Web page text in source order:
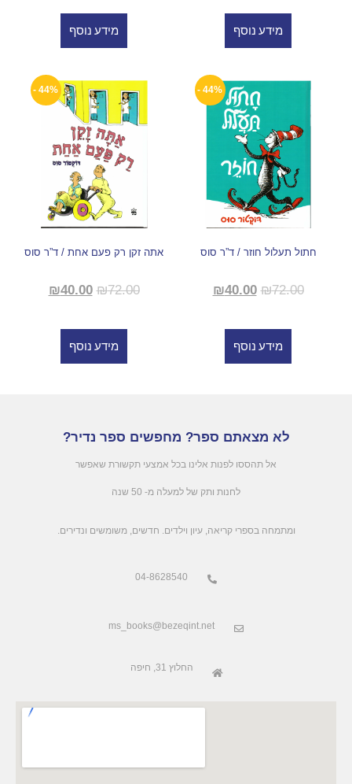
מידע נוסף מידע נוסף
44% -
חתול תעלול חוזר / ד”ר סוס
₪72.00
₪40.00
מידע נוסף
44% -
אתה זקן רק פעם אחת / ד”ר סוס
₪72.00
₪40.00
מידע נוסף
לא מצאתם ספר? מחפשים ספר נדיר?
אל תהססו לפנות אלינו בכל אמצעי תקשורת שאפשר
לחנות ותק של למעלה מ- 50 שנה
.ומתמחה בספרי קריאה, עיון וילדים. חדשים, משומשים ונדירים
04-8628540
ms_books@bezeqint.net
החלוץ 31, חיפה